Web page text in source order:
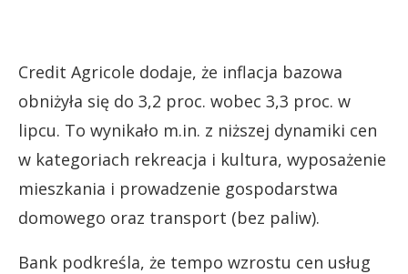
Credit Agricole dodaje, że inflacja bazowa
obniżyła się do 3,2 proc. wobec 3,3 proc. w
lipcu. To wynikało m.in. z niższej dynamiki cen
w kategoriach rekreacja i kultura, wyposażenie
mieszkania i prowadzenie gospodarstwa
domowego oraz transport (bez paliw).
Bank podkreśla, że tempo wzrostu cen usług